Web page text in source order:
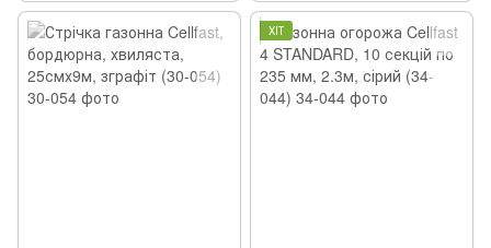
ХІТ